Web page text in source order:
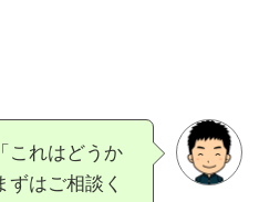
これはどうか
はご相談く